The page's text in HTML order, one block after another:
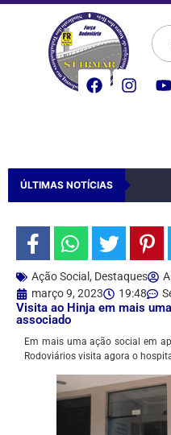
ÚLTIMAS NOTÍCIAS
Ação Social , Destaques
março 9, 2023
19:48
Visita ao Hinja em mais
associado
Em mais uma ação social em
Rodoviários visita agora o